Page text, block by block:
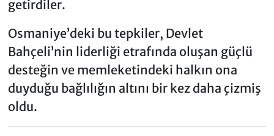
getirdiler.
Osmaniye’deki bu tepkiler, Devlet
Bahçeli’nin liderliği etrafında oluşan güçlü
desteğin ve memleketindeki halkın ona
duyduğu bağlılığın altını bir kez daha çizmiş
oldu.